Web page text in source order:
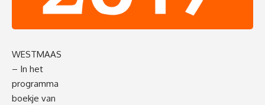
WESTMAAS
– In het
programma
boekje van